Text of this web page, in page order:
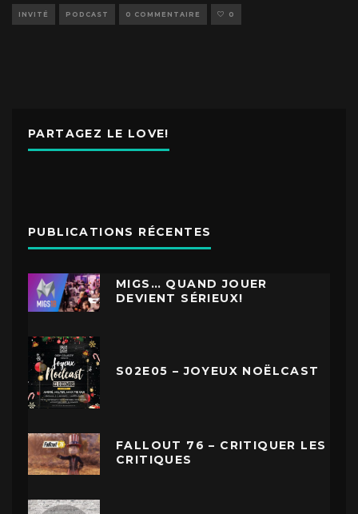
INVITÉ PODCAST 0 COMMENTAIRE 0
PARTAGEZ LE LOVE!
PUBLICATIONS RÉCENTES
MIGS… QUAND JOUER
DEVIENT SÉRIEUX!
S02E05 – JOYEUX NOËLCAST
FALLOUT 76 – CRITIQUER LES
CRITIQUES